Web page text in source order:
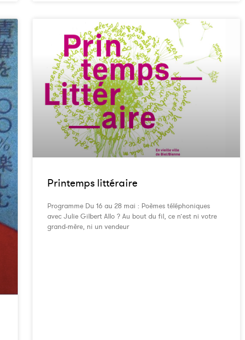
Printemps littéraire
Programme Du 16 au 28 mai : Poèmes téléphoniques
avec Julie Gilbert Allo ? Au bout du fil, ce n’est ni votre
grand-mère, ni un vendeur